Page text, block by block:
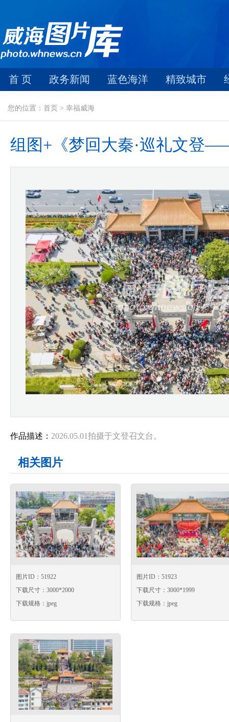
首 页 政务新闻 蓝色海洋 精致城市
您的位置：首页 > 幸福威海
组图+《梦回大秦·巡礼文登
作品描述： 2026.05.01拍摄于文登召文台。
相关图片
图片ID：51922
下载尺寸：3000*2000
下载规格：jpeg
图片ID：51923
下载尺寸：3000*1999
下载规格：jpeg